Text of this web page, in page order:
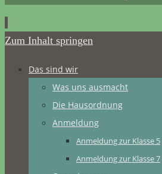
Zum Inhalt springen
Das sind wir
Was uns ausmacht
Die Hausordnung
Anmeldung
Anmeldung zur Klasse 5
Anmeldung zur Klasse 7